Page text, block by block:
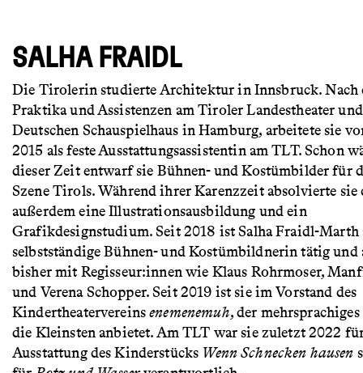
SALHA FRAIDL
Die Tirolerin studierte Architektur in Innsbruck. Nach
Praktika und Assistenzen am Tiroler Landestheater
Deutschen Schauspielhaus in Hamburg, arbeitete sie
2015 als feste Ausstattungsassistentin am TLT. Schon
dieser Zeit entwarf sie Bühnen- und Kostümbilder für
Szene Tirols. Während ihrer Karenzzeit absolvierte sie
außerdem eine Illustrationsausbildung und ein
Grafikdesignstudium. Seit 2018 ist Salha Fraidl-Marth
selbstständige Bühnen- und Kostümbildnerin tätig und
bisher mit Regisseur:innen wie Klaus Rohrmoser,
und Verena Schopper. Seit 2019 ist sie im Vorstand des
Kindertheatervereinsenemenemuh, der
die Kleinsten anbietet. Am TLT war sie zuletzt 2022
Ausstattung des Kinderstücks Wenn Schnecken hausen